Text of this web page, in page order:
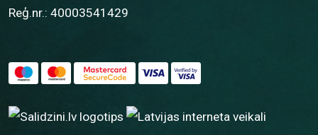
Reģ.nr.: 40003541429